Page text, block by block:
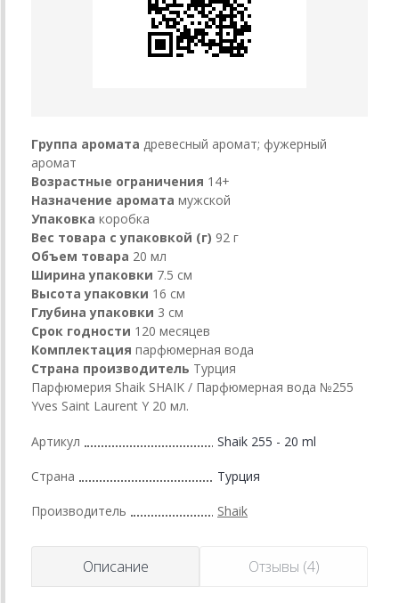
Группа аромата древесный аромат; фужерный
аромат
Возрастные ограничения 14+
Назначение аромата мужской
Упаковка коробка
Вес товара с упаковкой (г) 92 г
Объем товара 20 мл
Ширина упаковки 7.5 см
Высота упаковки 16 см
Глубина упаковки 3 см
Срок годности 120 месяцев
Комплектация парфюмерная вода
Страна производитель Турция
Парфюмерия Shaik SHAIK / Парфюмерная вода №255
Yves Saint Laurent Y 20 мл.
Артикул Shaik 255 - 20 ml
Страна Турция
Производитель Shaik
Описание Отзывы (4)